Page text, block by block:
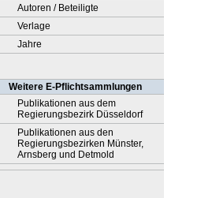
Autoren / Beteiligte
Verlage
Jahre
Weitere E-Pflichtsammlungen
Publikationen aus dem
Regierungsbezirk Düsseldorf
Publikationen aus den
Regierungsbezirken Münster,
Arnsberg und Detmold